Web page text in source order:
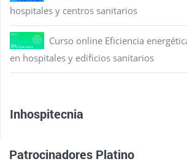
hospitales y centros sanitarios
Curso online Eficiencia
en hospitales y edificios sanitarios
Inhospitecnia
Patrocinadores Platino